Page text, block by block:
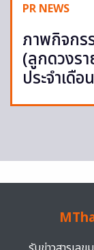
PR NEWS
ภาพกิจก
(ลูกดวงร
ประจำเดื